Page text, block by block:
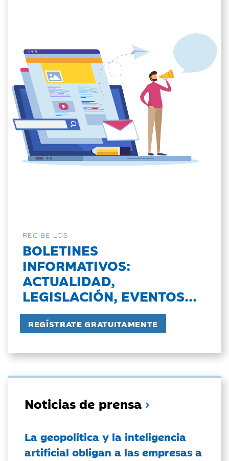
RECIBE LOS
BOLETINES
INFORMATIVOS:
ACTUALIDAD,
LEGISLACIÓN, EVENTOS...
Noticias de prensa
La geopolítica y la inteligencia
artificial obligan a las empresas a